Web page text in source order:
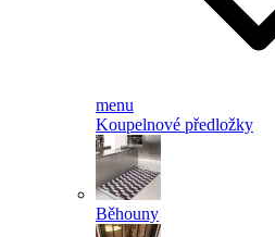
menu
Koupelnové předložky
Běhouny